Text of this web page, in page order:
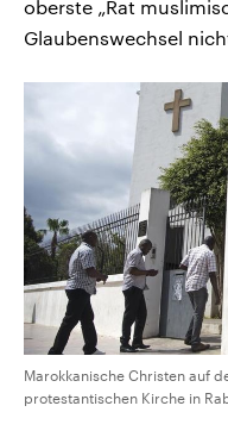
oberste „Rat
Glaubenswechsel
Marokkanische Christen auf
protestantischen Kirche in